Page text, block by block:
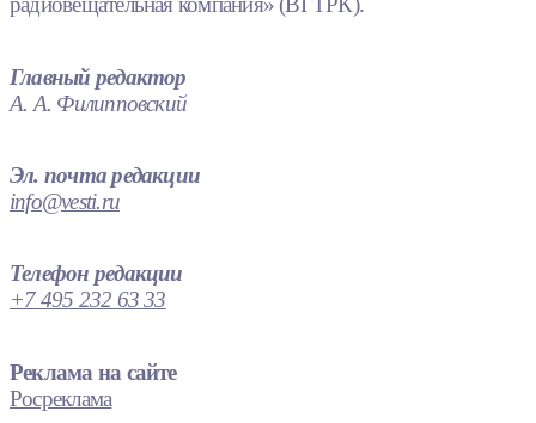
Главный редактор
А. А. Филипповский
Эл. почта редакции
info@vesti.ru
Телефон редакции
+7 495 232 63 33
Реклама на сайте
Росреклама